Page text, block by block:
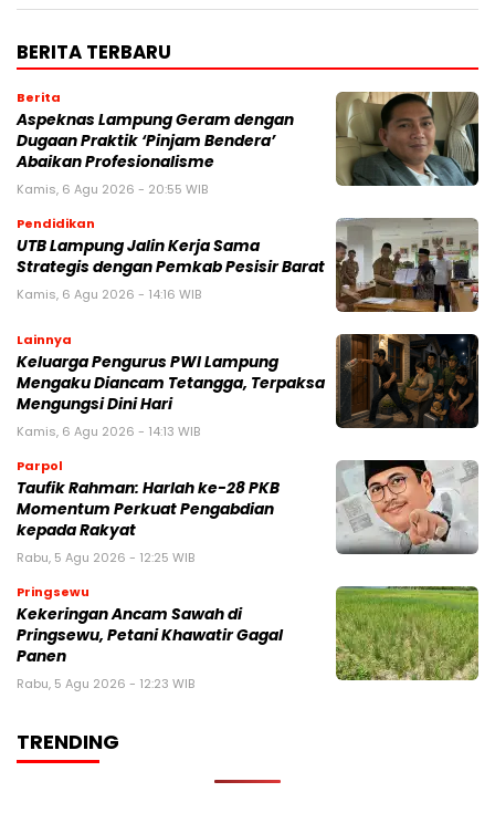
BERITA TERBARU
Berita
Aspeknas Lampung Geram dengan
Dugaan Praktik ‘Pinjam Bendera’
Abaikan Profesionalisme
Kamis, 6 Agu 2026 - 20:55 WIB
Pendidikan
UTB Lampung Jalin Kerja Sama
Strategis dengan Pemkab Pesisir Barat
Kamis, 6 Agu 2026 - 14:16 WIB
Lainnya
Keluarga Pengurus PWI Lampung
Mengaku Diancam Tetangga, Terpaksa
Mengungsi Dini Hari
Kamis, 6 Agu 2026 - 14:13 WIB
Parpol
Taufik Rahman: Harlah ke-28 PKB
Momentum Perkuat Pengabdian
kepada Rakyat
Rabu, 5 Agu 2026 - 12:25 WIB
Pringsewu
Kekeringan Ancam Sawah di
Pringsewu, Petani Khawatir Gagal
Panen
Rabu, 5 Agu 2026 - 12:23 WIB
TRENDING